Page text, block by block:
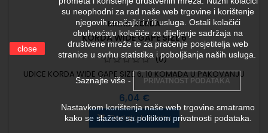
BREND:KORDA
KORDA WIDE GAPE SIZE 6
(0)
UDICE KORDA WIDE GAPE SIZE 6, 10 KOMADA U PAKOVANJU
Cijena
6,04 €
 Dodaj u košaricu
close
su neophodni za rad naše web trgovine i korištenje
njegovih značajki i / ili usluga. Ostali kolačići
obuhvaćaju kolačiće za dijeljenje sadržaja na
društvene mreže te za praćenje posjetitelja web
stranice u svrhu statistika i poboljšanja naših usluga.
Saznajte više - PRIVATNOST PODATAKA
Nastavkom korištenja naše web trgovine smatramo
kako se slažete sa politikom privatnosti podataka.